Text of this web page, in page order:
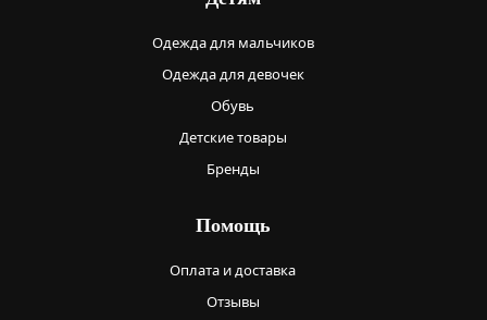
Одежда для мальчиков
Одежда для девочек
Обувь
Детские товары
Бренды
Помощь
Оплата и доставка
Отзывы